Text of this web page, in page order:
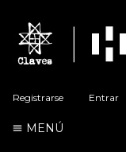
Registrarse Entrar
MENÚ